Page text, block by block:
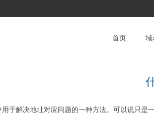
首页 域
于解决地址对应问题的一种方法。可以说只